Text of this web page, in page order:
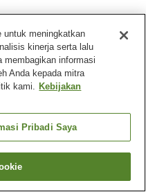
Mesin penjual otomatis
Shikokuchuo
untuk meningkatkan
kinerja serta lalu
membagikan informasi
Anda kepada mitra
kami. Kebijakan
Pribadi Saya